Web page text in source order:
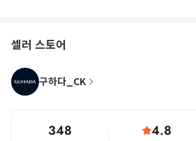
셀러 스토어
구하다_CK
348 4.8